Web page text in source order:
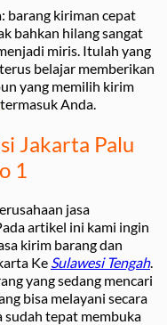
barang kiriman cepat
bahkan hilang sangat
miris. Itulah yang
belajar memberikan
yang memilih kirim
termasuk Anda.
Jakarta Palu
1
jasa
artikel ini kami ingin
kirim barang dan
Ke Sulawesi Tengah.
yang sedang mencari
bisa melayani secara
sudah tepat membuka